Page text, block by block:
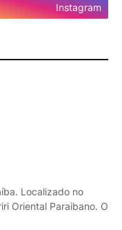
Instagram
Localizado no
Oriental Paraibano. O